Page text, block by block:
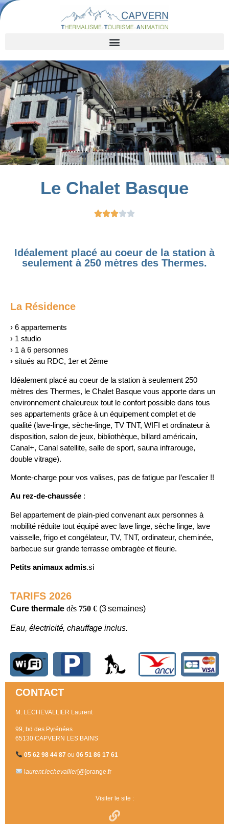
Le Chalet Basque

Idéalement placé au coeur de la station à
seulement à 250 mètres des Thermes.
TARIFS 2026
Curethermale dès 750 € (3 semaines)
Eau, électricité, chauffage inclus.
La Résidence
› 6 appartements
› 1 studio
› 1 à 6 personnes
› situés au RDC, 1er et 2ème
Idéalement placé au coeur de la station à seulement 250
mètres des Thermes, le Chalet Basque vous apporte dans un
environnement chaleureux tout le confort possible dans tous
ses appartements grâce à un équipement complet et de
qualité (lave-linge, sèche-linge, TV TNT, WIFI et ordinateur à
disposition, salon de jeux, bibliothèque, billard américain,
Canal+, Canal satellite, salle de sport, sauna infrarouge,
double vitrage).
Monte-charge pour vos valises, pas de fatigue par l’escalier !!
Au rez-de-chaussée :
Bel appartement de plain-pied convenant aux personnes à
mobilité réduite tout équipé avec lave linge, sèche linge, lave
vaisselle, frigo et congélateur, TV, TNT, ordinateur, cheminée,
barbecue sur grande terrasse ombragée et fleurie.
Petits animaux admis.si
CONTACT
M. LECHEVALLIER Laurent
99, bd des Pyrénées
65130 CAPVERN LES BAINS
05 62 98 44 87ou 06 51 86 17 61
laurent.lechevallier[@]orange.fr
Visiter le site :